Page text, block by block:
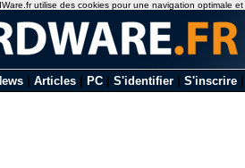
Articles PC S'identifier S'inscrire
utilise des cookies pour une navigation optimale